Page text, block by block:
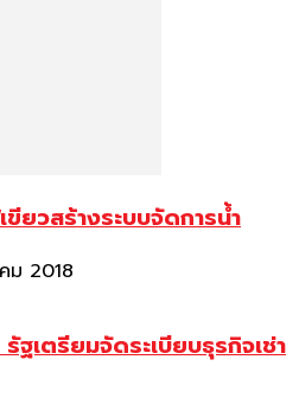
ยวสร้างระบบจัดการน้ำ
ม 2018
เตรียมจัดระเบียบธุรกิจเช่า